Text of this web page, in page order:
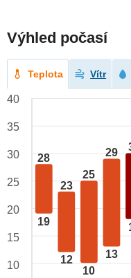
Výhled počasí
Teplota Vítr
28
19
23
12
25
10
29
13
40
35
30
25
20
15
10